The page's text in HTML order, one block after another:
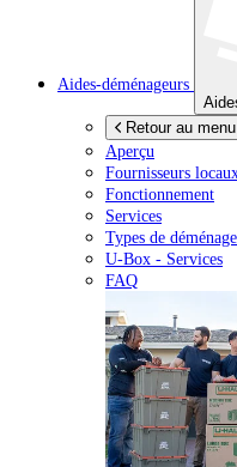
Aides-déménageurs
Retour au
Aperçu
Fournisseurs
Fonctionnement
Services
Types de
U-Box - Services
FAQ